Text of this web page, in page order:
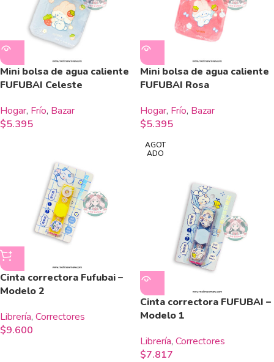
Mini bolsa de agua caliente
FUFUBAI Celeste
Hogar, Frío, Bazar
$5.395
Mini bolsa de agua caliente
FUFUBAI Rosa
Hogar, Frío, Bazar
$5.395
Cinta correctora Fufubai –
Modelo 2
Librería, Correctores
$9.600
AGOT
ADO
Cinta correctora FUFUBAI –
Modelo 1
Librería, Correctores
$7.817